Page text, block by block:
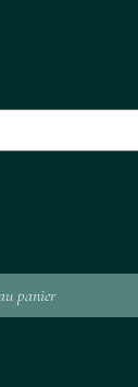
panier